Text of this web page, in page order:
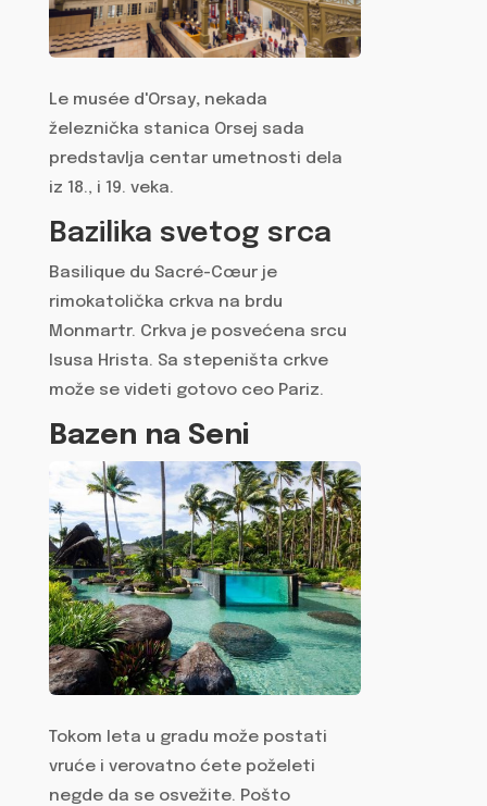
Le musée d'Orsay,nekada
železnička stanica Orsej sada
predstavlja centar umetnosti dela
iz 18., i 19. veka.
Bazilika svetog srca
Basilique du Sacré-Cœur je
rimokatolička crkva na brdu
Monmartr. Crkva je posvećena srcu
Isusa Hrista. Sa stepeništa crkve
može se videti gotovo ceo Pariz.
Bazen na Seni
Tokom leta u gradu može postati
vruće i verovatno ćete poželeti
negde da se osvežite. Pošto